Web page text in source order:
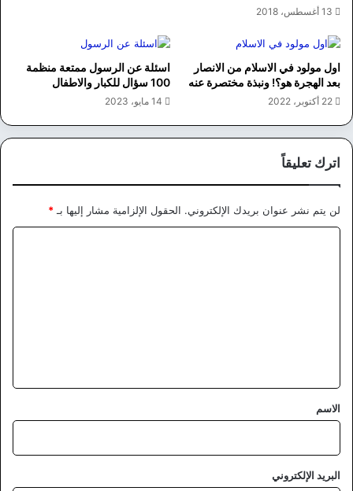
13 أغسطس، 2018
اول مولود في الاسلام من الانصار
بعد الهجرة هو؟! ونبذة مختصرة عنه
22 أكتوبر، 2022
اسئلة عن الرسول ممتعة منظمة
100 سؤال للكبار والاطفال
14 مايو، 2023
اترك تعليقاً
لن يتم نشر عنوان بريدك الإلكتروني. الحقول الإلزامية مشار إليها بـ *
*
الاسم
البريد الإلكتروني